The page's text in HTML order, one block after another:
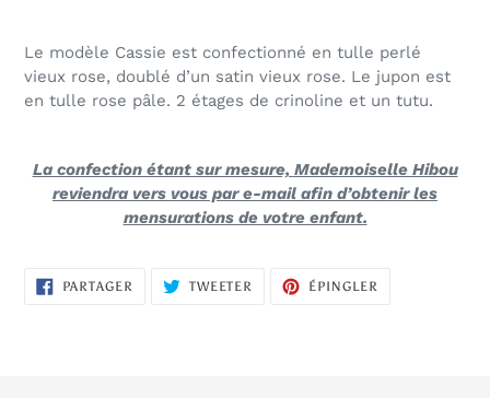
Le modèle Cassie est confectionné en tulle perlé
vieux rose, doublé d’un satin vieux rose. Le jupon est
en tulle rose pâle. 2 étages de crinoline et un tutu.
La confection étant sur mesure, Mademoiselle Hibou
reviendra vers vous par e-mail afin d’obtenir les
mensurations de votre enfant.
PARTAGER PARTAGERTWEETER TWEETERÉPINGLER